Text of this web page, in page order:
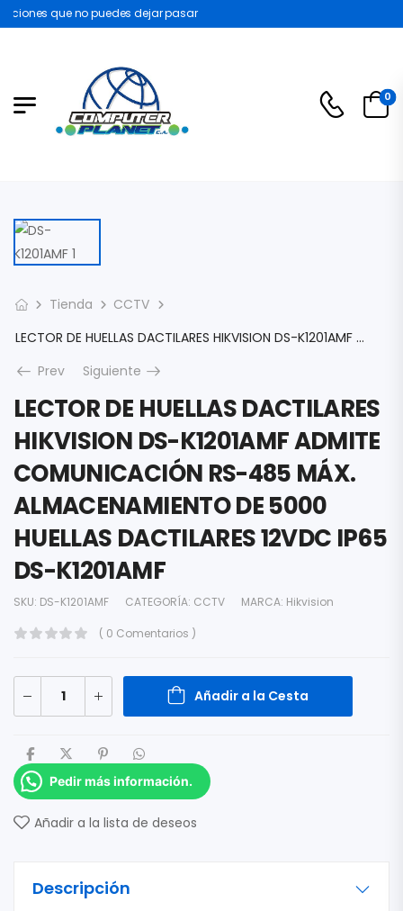
que no puedes dejar pasar
0
Tienda
CCTV
LECTOR DE HUELLAS DACTILARES HIKVISION DS-K1201AMF ADMITE COMUNICACIÓN RS-485 MÁX. ALMACENAMIENTO DE 5000 HUELLAS DACTILARES 12VDC IP65 DS-K1201AMF
Prev
Siguiente
LECTOR DE HUELLAS DACTILARES
HIKVISION DS-K1201AMF ADMITE
COMUNICACIÓN RS-485 MÁX.
ALMACENAMIENTO DE 5000
HUELLAS DACTILARES 12VDC IP65
DS-K1201AMF
SKU: DS-K1201AMF CATEGORÍA: CCTV MARCA: Hikvision
( 0 Comentarios )
Añadir a la Cesta
Pedir más información.
Añadir a la lista de deseos
Descripción